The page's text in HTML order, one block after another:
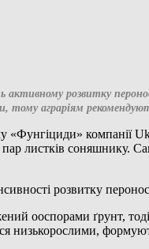
активному розвитку
тому аграріям
«Фунгіциди» компанії
листків соняшнику.
розвитку
ооспорами ґрунт,
низькорослими,